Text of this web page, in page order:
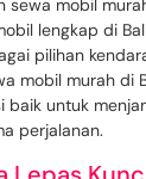
sewa mobil
lengkap di
pilihan
mobil murah di
baik untuk
perjalanan.